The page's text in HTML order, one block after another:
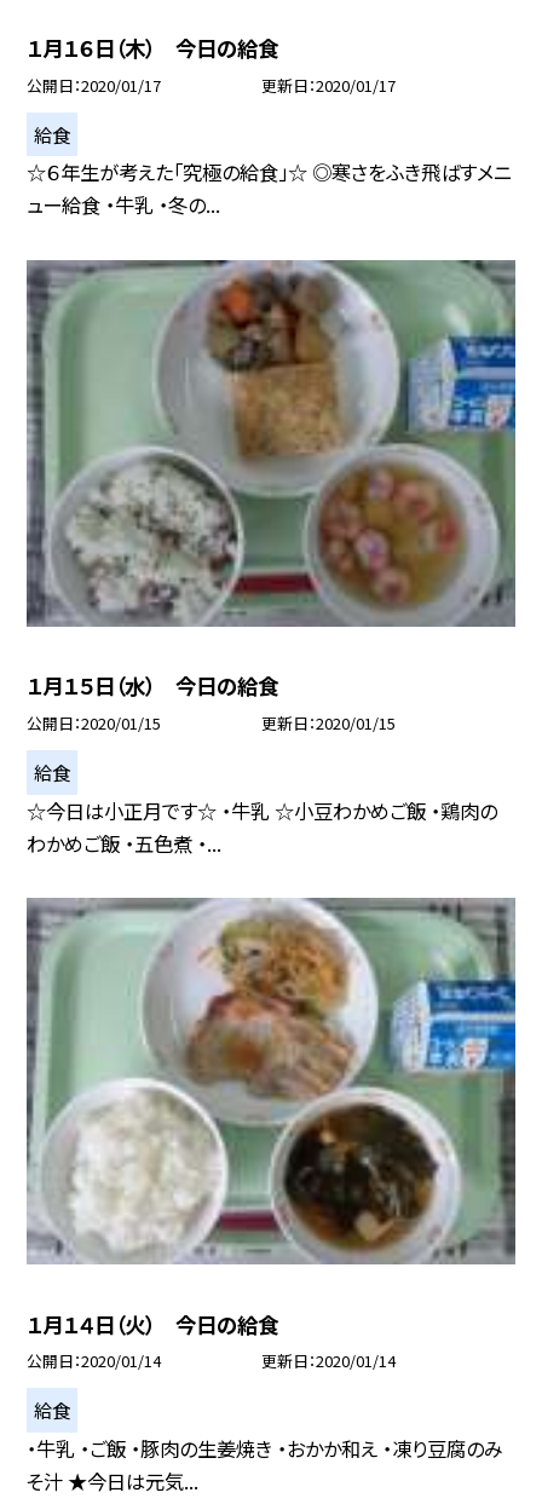
１月１６日（木） 今日の給食
公開日 2020/01/17 更新日 2020/01/17
給食
☆６年生が考えた「究極の給食」☆ ◎寒さをふき飛ばすメニ
ュー給食 ・牛乳 ・冬の...
１月１５日（水） 今日の給食
公開日 2020/01/15 更新日 2020/01/15
給食
☆今日は小正月です☆ ・牛乳 ☆小豆わかめご飯 ・鶏肉の
わかめご飯 ・五色煮 ・...
１月１４日（火） 今日の給食
公開日 2020/01/14 更新日 2020/01/14
給食
・牛乳 ・ご飯 ・豚肉の生姜焼き ・おかか和え ・凍り豆腐のみ
そ汁 ★今日は元気...